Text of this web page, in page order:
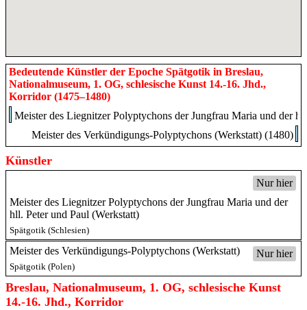
Bedeutende Künstler der Epoche Spätgotik in Breslau,
Nationalmuseum, 1. OG, schlesische Kunst 14.-16. Jhd.,
Korridor (1475–1480)
Meister des Liegnitzer Polyptychons der Jungfrau Maria und der
Meister des Verkündigungs-Polyptychons (Werkstatt) (1480)
Künstler
Nur hier
Meister des Liegnitzer Polyptychons der Jungfrau Maria und der
hll. Peter und Paul (Werkstatt)
Spätgotik (Schlesien)
Nur hier
Meister des Verkündigungs-Polyptychons (Werkstatt)
Spätgotik (Polen)
Breslau, Nationalmuseum, 1. OG, schlesische Kunst
14.-16. Jhd., Korridor